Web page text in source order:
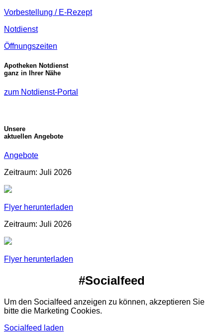
Vorbestellung / E-Rezept
Notdienst
Öffnungszeiten
Apotheken Notdienst
ganz in Ihrer Nähe
zum Notdienst-Portal
Unsere
aktuellen Angebote
Angebote
Zeitraum: Juli 2026
Flyer herunterladen
Zeitraum: Juli 2026
Flyer herunterladen
#Socialfeed
Um den Socialfeed anzeigen zu können, akzeptieren Sie
bitte die Marketing Cookies.
Socialfeed laden